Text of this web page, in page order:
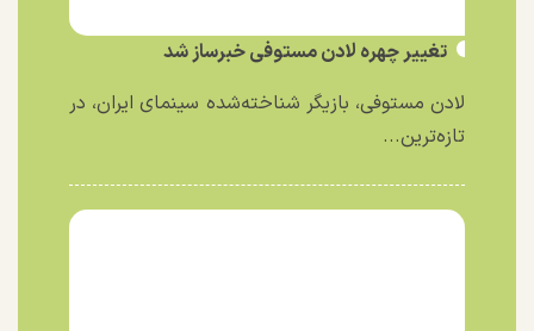
تغییر چهره لادن مستوفی خبرساز شد
لادن مستوفی، بازیگر شناخته‌شده سینمای ایران، در
تازه‌ترین...